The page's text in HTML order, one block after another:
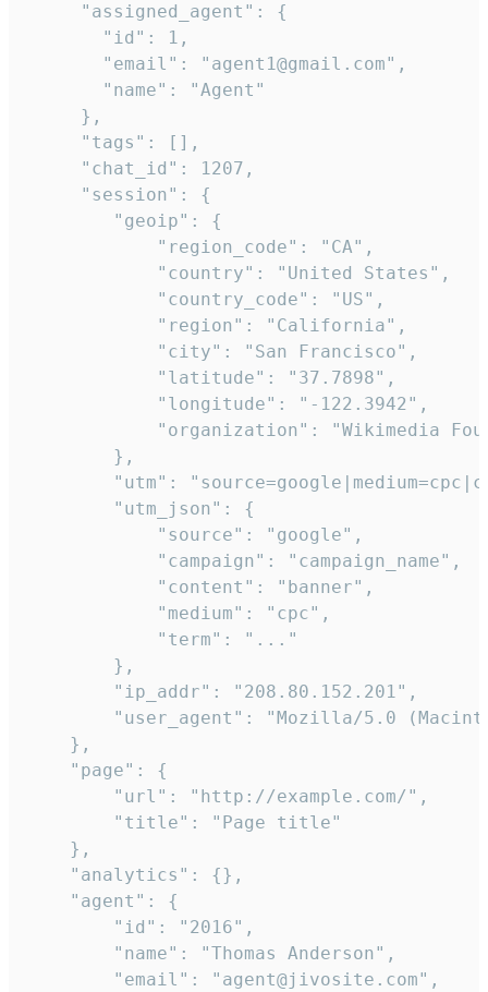
     "assigned_agent": {
       "id": 1,
       "email": "agent1@gmail.com",
       "name": "Agent"
     },
     "tags": [],
     "chat_id": 1207,
     "session": {
        "geoip": {
            "region_code": "CA",
            "country": "United States",
            "country_code": "US",
            "region": "California",
            "city": "San Francisco",
            "latitude": "37.7898",
            "longitude": "-122.3942",
"organization": "Wikimedia
        },
"utm":
        "utm_json": {
            "source": "google",
            "campaign": "campaign_name",
            "content": "banner",
            "medium": "cpc",
            "term": "..."
        },
        "ip_addr": "208.80.152.201",
"user_agent": "Mozilla/5.0
    },
    "page": {
        "url": "http://example.com/",
        "title": "Page title"
    },
    "analytics": {},
    "agent": {
        "id": "2016",
        "name": "Thomas Anderson",
        "email": "agent@jivosite.com",